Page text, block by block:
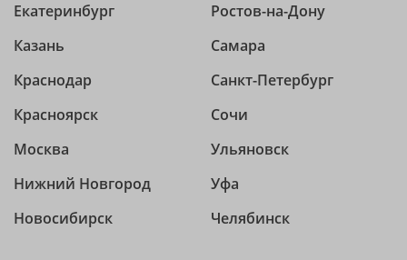
Екатеринбург
Казань
Краснодар
Красноярск
Москва
Нижний Новгород
Новосибирск
Ростов-на-Дону
Самара
Санкт-Петербург
Сочи
Ульяновск
Уфа
Челябинск